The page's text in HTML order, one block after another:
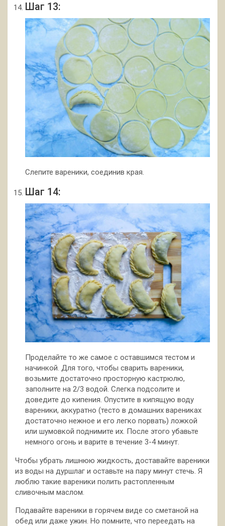
Шаг 13:
Слепите вареники, соединив края.
Шаг 14:
Проделайте то же самое с оставшимся тестом и
начинкой. Для того, чтобы сварить вареники,
возьмите достаточно просторную кастрюлю,
заполните на 2/3 водой. Слегка подсолите и
доведите до кипения. Опустите в кипящую воду
вареники, аккуратно (тесто в домашних варениках
достаточно нежное и его легко порвать) ложкой
или шумовкой поднимите их. После этого убавьте
немного огонь и варите в течение 3-4 минут.
Чтобы убрать лишнюю жидкость, доставайте вареники
из воды на дуршлаг и оставьте на пару минут стечь. Я
люблю такие вареники полить растопленным
сливочным маслом.
Подавайте вареники в горячем виде со сметаной на
обед или даже ужин. Но помните, что переедать на